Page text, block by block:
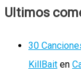
Ultimos
30
KillBait en